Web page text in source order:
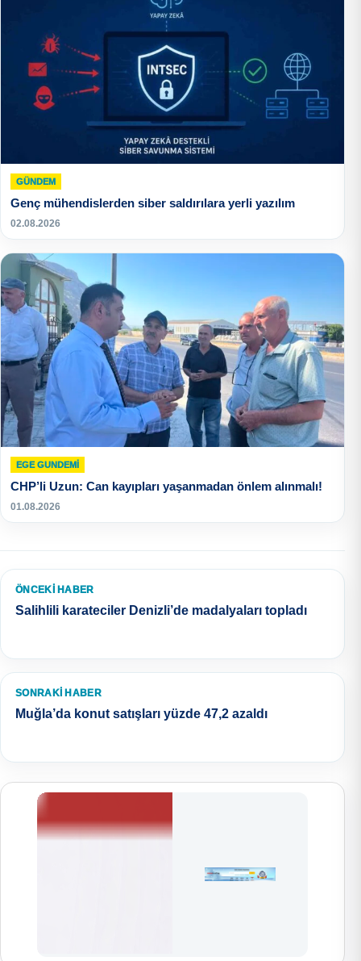
GÜNDEM
Genç mühendislerden siber saldırılara yerli yazılım
02.08.2026
EGE GUNDEMİ
CHP’li Uzun: Can kayıpları yaşanmadan önlem alınmalı!
01.08.2026
ÖNCEKI HABER
Salihlili karateciler Denizli’de madalyaları topladı
SONRAKI HABER
Muğla’da konut satışları yüzde 47,2 azaldı